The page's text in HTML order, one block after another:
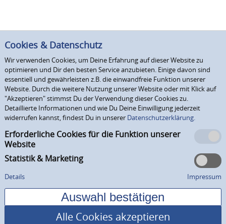
Cookies & Datenschutz
Wir verwenden Cookies, um Deine Erfahrung auf dieser Website zu
optimieren und Dir den besten Service anzubieten. Einige davon sind
essentiell und gewährleisten z.B. die einwandfreie Funktion unserer
Website. Durch die weitere Nutzung unserer Website oder mit Klick auf
"Akzeptieren" stimmst Du der Verwendung dieser Cookies zu.
Detaillierte Informationen und wie Du Deine Einwilligung jederzeit
widerrufen kannst, findest Du in unserer Datenschutzerklärung.
Erforderliche Cookies für die Funktion unserer
Website
Statistik & Marketing
Details Impressum
Alle Cookies akzeptieren